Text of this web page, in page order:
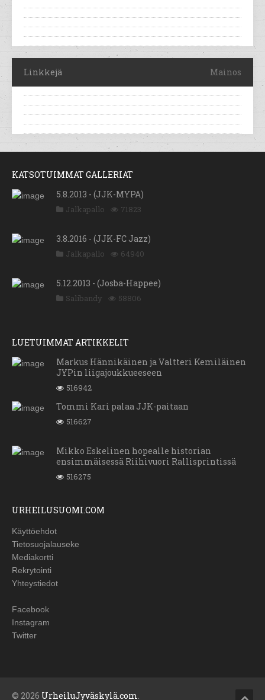
Linkkejä Mainos
KATSOTUIMMAT GALLERIAT
5.8.2013 - (JJK-MYPA)
Jalkapallo 71823
3.8.2016 - (JJK-FC Jazz)
Jalkapallo 64940
5.12.2013 - (Josba-Happee)
Salibandy 58806
LUETUIMMAT ARTIKKELIT
Markus Hännikäinen ja Valtteri Kemiläinen
JYPin liigajoukkueeseen
516942
Tommi Kari palaa JJK-paitaan
516627
Mikko Eskelinen hopealle historian
ensimmäisessä Riihivuori Rallisprintissä
516275
URHEILUSUOMI.COM
Käyttöehdot
Tietosuojalauseke
Mediakortti
Rekrytointi
Yhteystiedot
Facebook
Instagram
Twitter
© 2026 UrheiluJyväskylä.com.